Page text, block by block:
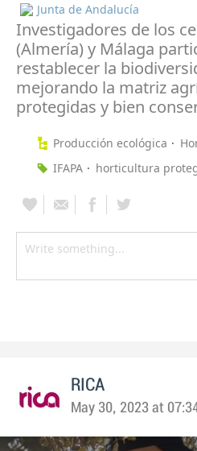
Junta de Andalucía
Investigadores de los
(Almería) y Málaga
restablecer la
mejorando la matriz
protegidas y bien
Producción ecológica
IFAPA
horticultura
RICA
May 30, 2023 at